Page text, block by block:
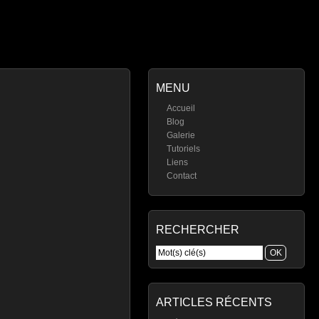
MENU
Accueil
Blog
Galerie
Tutoriels
Liens
Contact
RECHERCHER
ARTICLES RÉCENTS